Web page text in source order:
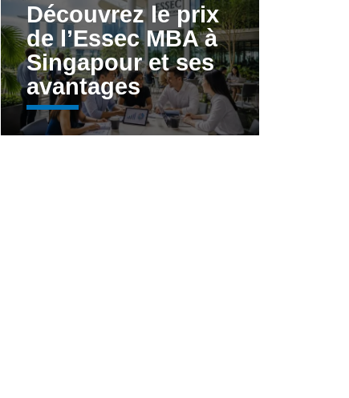
Découvrez le prix
de l’Essec MBA à
Singapour et ses
avantages